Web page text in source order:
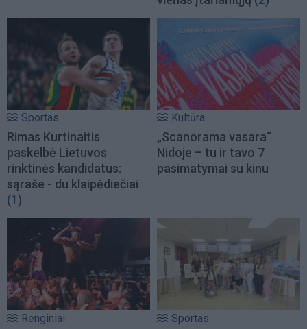
Sportas
Rimas Kurtinaitis
paskelbė Lietuvos
rinktinės kandidatus:
sąraše - du klaipėdiečiai
(1)
Kultūra
„Scanorama vasara“
Nidoje – tu ir tavo 7
pasimatymai su kinu
Renginiai Sportas